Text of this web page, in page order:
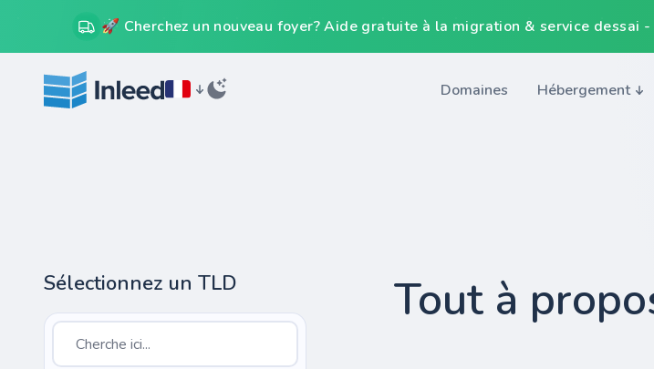
🚀 Cherchez un nouveau foyer? Aide gratuite à la migration & service dessai
Domaines Hébergement
Sélectionnez un TLD Tout à